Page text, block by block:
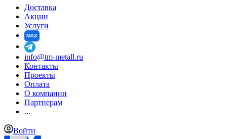
Доставка
Акции
Услуги
MAX
info@tm-metall.ru
Контакты
Проекты
Оплата
О компании
Партнерам
...
Войти